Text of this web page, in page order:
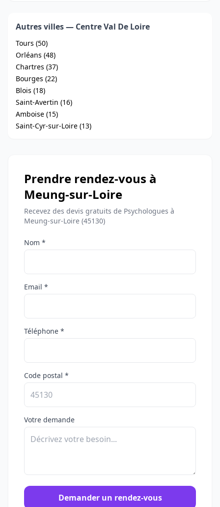
Autres villes — Centre Val De Loire
Tours (50)
Orléans (48)
Chartres (37)
Bourges (22)
Blois (18)
Saint-Avertin (16)
Amboise (15)
Saint-Cyr-sur-Loire (13)
Prendre rendez-vous à
Meung-sur-Loire
Recevez des devis gratuits de Psychologues à
Meung-sur-Loire (45130)
Nom *
Email *
Téléphone *
Code postal *
Votre demande
Demander un rendez-vous